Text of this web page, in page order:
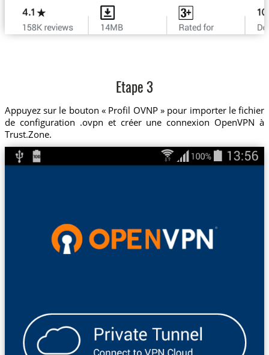
Etape 3
Appuyez sur le bouton « Profil OVNP » pour importer le fichier
de configuration .ovpn et créer une connexion OpenVPN à
Trust.Zone.